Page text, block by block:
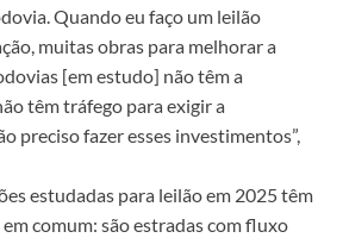
Quando eu faço um leilão
muitas obras para melhorar a
[em estudo] não têm a
têm tráfego para exigir a
preciso fazer esses investimentos”,
estudadas para leilão em 2025 têm
comum: são estradas com fluxo